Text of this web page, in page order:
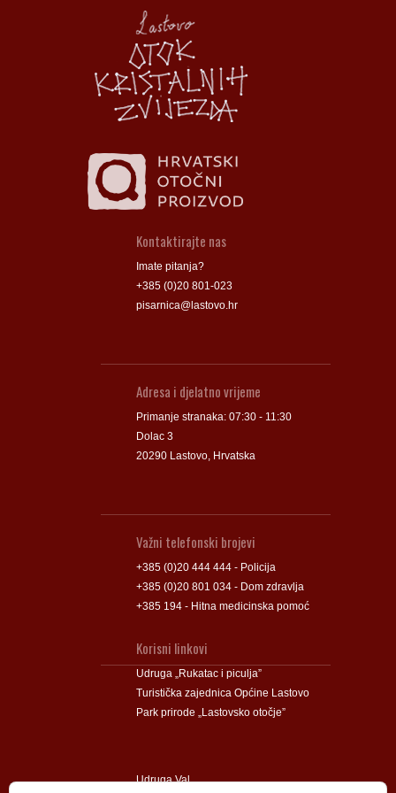
Groblje
Groblje
Kontaktirajte nas
Imate pitanja?
+385 (0)20 801-023
pisarnica@lastovo.hr
Adresa i djelatno vrijeme
Primanje stranaka: 07:30 - 11:30
Dolac 3
20290 Lastovo, Hrvatska
Važni telefonski brojevi
+385 (0)20 444 444 - Policija
+385 (0)20 801 034 - Dom zdravlja
+385 194 - Hitna medicinska pomoć
Korisni linkovi
Udruga „Rukatac i piculja”
Turistička zajednica Općine Lastovo
Park prirode „Lastovsko otočje”
Udruga Val